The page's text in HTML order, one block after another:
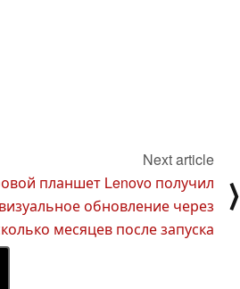
Next article
планшет Lenovo получил
визуальное обновление через
месяцев после запуска
⟩